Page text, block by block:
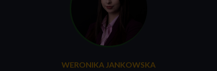
WERONIKA JANKOWSKA